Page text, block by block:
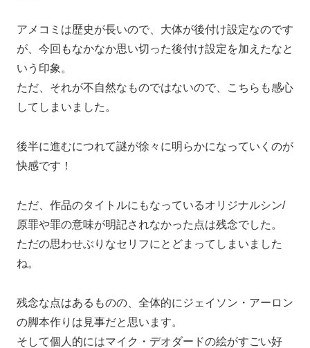
アメコミは歴史が長いので、大体が後付け設定なのです
が、今回もなかなか思い切った後付け設定を加えたなと
いう印象。
ただ、それが不自然なものではないので、こちらも感心
してしまいました。
後半に進むにつれて謎が徐々に明らかになっていくのが
快感です！
ただ、作品のタイトルにもなっているオリジナルシン/
原罪や罪の意味が明記されなかった点は残念でした。
ただの思わせぶりなセリフにとどまってしまいました
ね。
残念な点はあるものの、全体的にジェイソン・アーロン
の脚本作りは見事だと思います。
そして個人的にはマイク・デオダードの絵がすごい好